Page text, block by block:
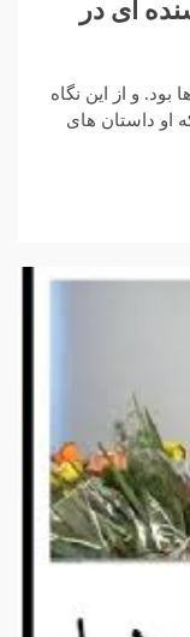
ای در
بود. و از این نگاه
او داستان های